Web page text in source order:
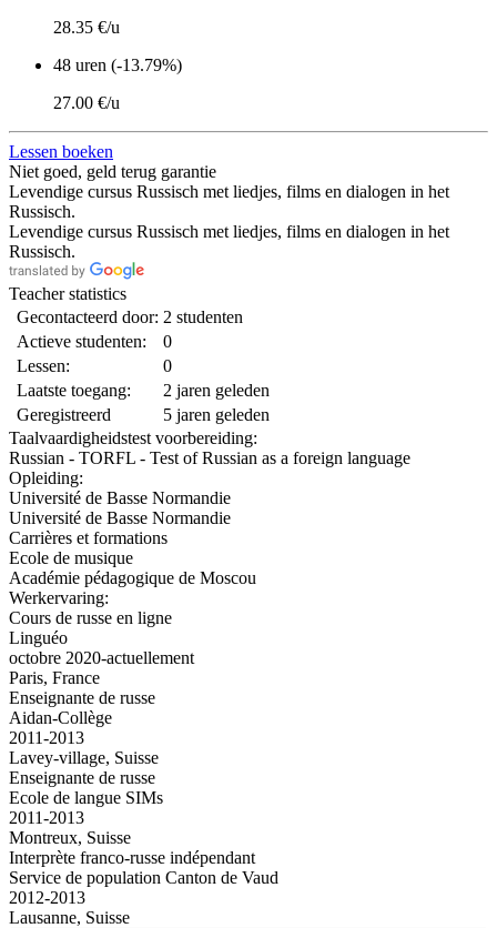
28.35 €/u
48 uren (-13.79%)
27.00 €/u
Lessen boeken
Niet goed, geld terug garantie
Levendige cursus Russisch met liedjes, films en dialogen in het
Russisch.
Levendige cursus Russisch met liedjes, films en dialogen in het
Russisch.
Teacher statistics
Gecontacteerd door: 2 studenten
Actieve studenten:
0
Lessen:
0
Laatste toegang:
2 jaren geleden
Geregistreerd
5 jaren geleden
Taalvaardigheidstest voorbereiding:
Russian - TORFL - Test of Russian as a foreign language
Opleiding:
Université de Basse Normandie
Université de Basse Normandie
Carrières et formations
Ecole de musique
Académie pédagogique de Moscou
Werkervaring:
Cours de russe en ligne
Linguéo
octobre 2020-actuellement
Paris, France
Enseignante de russe
Aidan-Collège
2011-2013
Lavey-village, Suisse
Enseignante de russe
Ecole de langue SIMs
2011-2013
Montreux, Suisse
Interprète franco-russe indépendant
Service de population Canton de Vaud
2012-2013
Lausanne, Suisse